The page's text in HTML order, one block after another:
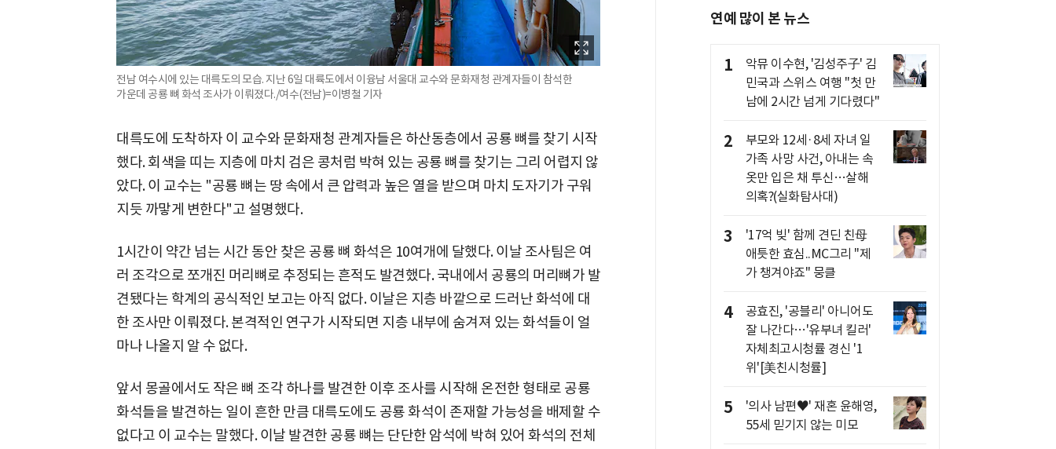
전남 여수시에 있는 대륵도의 모습. 지난 6일 대륙도에서 이융남 서울대 교수와 문화재청 관계자들이 참석한
가운데 공룡 뼈 화석 조사가 이뤄졌다./여수(전남)=이병철 기자
대륵도에 도착하자 이 교수와 문화재청 관계자들은 하산동층에서 공룡 뼈를 찾기 시작
했다. 회색을 띠는 지층에 마치 검은 콩처럼 박혀 있는 공룡 뼈를 찾기는 그리 어렵지 않
았다. 이 교수는 "공룡 뼈는 땅 속에서 큰 압력과 높은 열을 받으며 마치 도자기가 구워
지듯 까맣게 변한다"고 설명했다.
1시간이 약간 넘는 시간 동안 찾은 공룡 뼈 화석은 10여개에 달했다. 이날 조사팀은 여
러 조각으로 쪼개진 머리뼈로 추정되는 흔적도 발견했다. 국내에서 공룡의 머리뼈가 발
견됐다는 학계의 공식적인 보고는 아직 없다. 이날은 지층 바깥으로 드러난 화석에 대
한 조사만 이뤄졌다. 본격적인 연구가 시작되면 지층 내부에 숨겨져 있는 화석들이 얼
마나 나올지 알 수 없다.
앞서 몽골에서도 작은 뼈 조각 하나를 발견한 이후 조사를 시작해 온전한 형태로 공룡
화석들을 발견하는 일이 흔한 만큼 대륵도에도 공룡 화석이 존재할 가능성을 배제할 수
없다고 이 교수는 말했다. 이날 발견한 공룡 뼈는 단단한 암석에 박혀 있어 화석의 전체
연예 많이 본 뉴스
1
악뮤 이수현, '김성주子' 김
민국과 스위스 여행 "첫 만
남에 2시간 넘게 기다렸다"
2
부모와 12세·8세 자녀 일
가족 사망 사건, 아내는 속
옷만 입은 채 투신…살해
의혹?(실화탐사대)
3
'17억 빚' 함께 견딘 친母
애틋한 효심..MC그리 "제
가 챙겨야죠" 뭉클
4
공효진, '공블리' 아니어도
잘 나간다…'유부녀 킬러'
자체최고시청률 경신 '1
위'[美친시청률]
5
'의사 남편♥' 재혼 윤해영,
55세 믿기지 않는 미모